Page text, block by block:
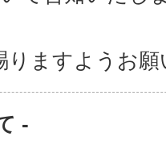
りますようお
-